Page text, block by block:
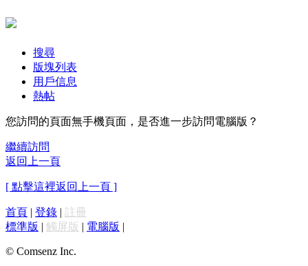
搜尋
版塊列表
用戶信息
熱帖
您訪問的頁面無手機頁面，是否進一步訪問電腦版？
繼續訪問
返回上一頁
[ 點擊這裡返回上一頁 ]
首頁 | 登錄 | 註冊
標準版 | 觸屏版 | 電腦版 |
© Comsenz Inc.